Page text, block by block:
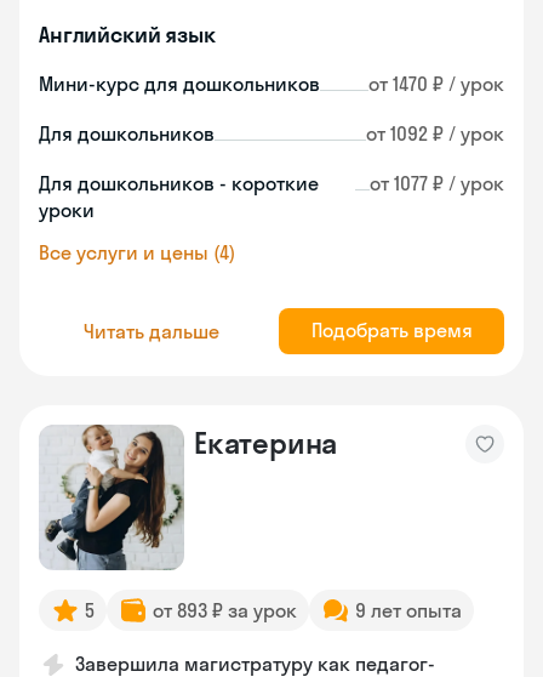
Английский язык
Мини-курс для дошкольников от 1470 ₽ / урок
Для дошкольников от 1092 ₽ / урок
Для дошкольников - короткие
уроки
от 1077 ₽ / урок
Все услуги и цены (4)
Читать дальше Подобрать время
Екатерина
5 от 893 ₽ за урок 9 лет опыта
Завершила магистратуру как педагог-